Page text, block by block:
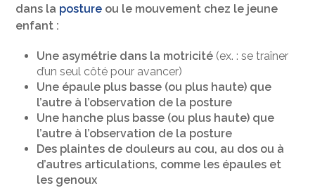
dans la posture ou le mouvement chez le jeune
enfant :
Une asymétrie dans la motricité (ex. : se traîner
d’un seul côté pour avancer)
Une épaule plus basse (ou plus haute) que
l’autre à l’observation de la posture
Une hanche plus basse (ou plus haute) que
l’autre à l’observation de la posture
Des plaintes de douleurs au cou, au dos ou à
d’autres articulations, comme les épaules et
les genoux